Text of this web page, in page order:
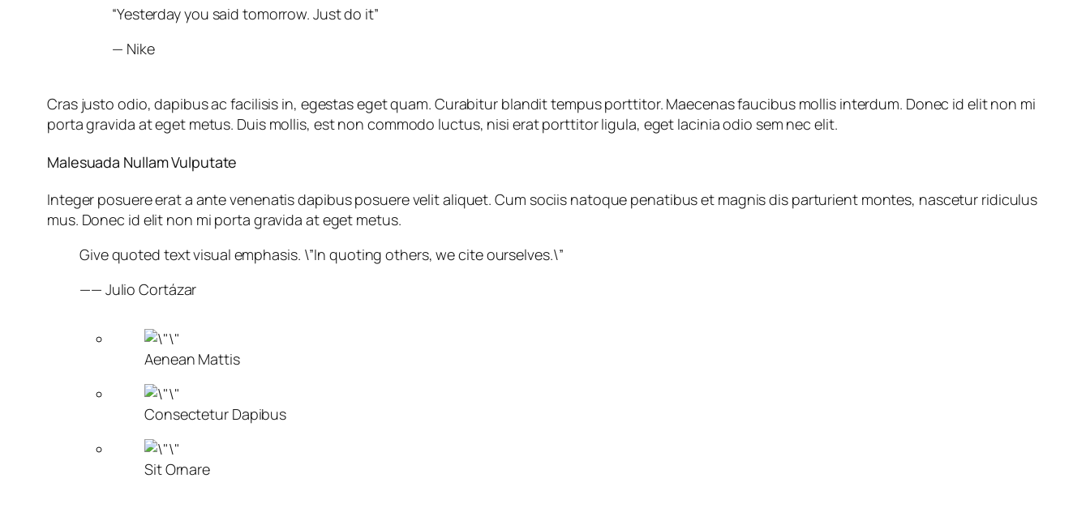
“Yesterday you said tomorrow. Just do it”
— Nike
Cras justo odio, dapibus ac facilisis in, egestas eget quam. Curabitur blandit tempus porttitor. Maecenas faucibus mollis interdum. Donec id elit non mi
porta gravida at eget metus. Duis mollis, est non commodo luctus, nisi erat porttitor ligula, eget lacinia odio sem nec elit.
Malesuada Nullam Vulputate
Integer posuere erat a ante venenatis dapibus posuere velit aliquet. Cum sociis natoque penatibus et magnis dis parturient montes, nascetur ridiculus
mus. Donec id elit non mi porta gravida at eget metus.
Give quoted text visual emphasis. \”In quoting others, we cite ourselves.\”
—— Julio Cortázar
Aenean Mattis
Consectetur Dapibus
Sit Ornare